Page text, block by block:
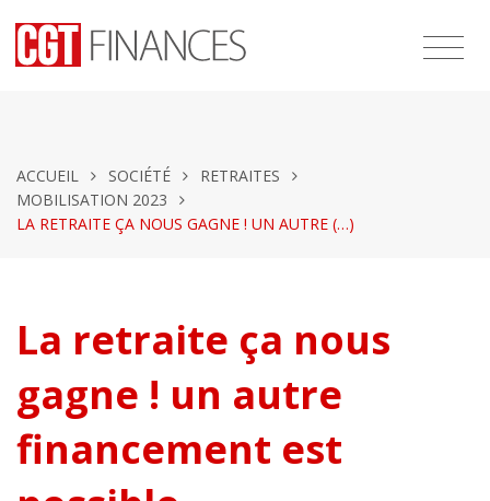
ACCUEIL SOCIÉTÉ
RETRAITES
MOBILISATION 2023
LA RETRAITE ÇA NOUS GAGNE ! UN AUTRE (…)
La retraite ça nous
gagne ! un autre
financement est